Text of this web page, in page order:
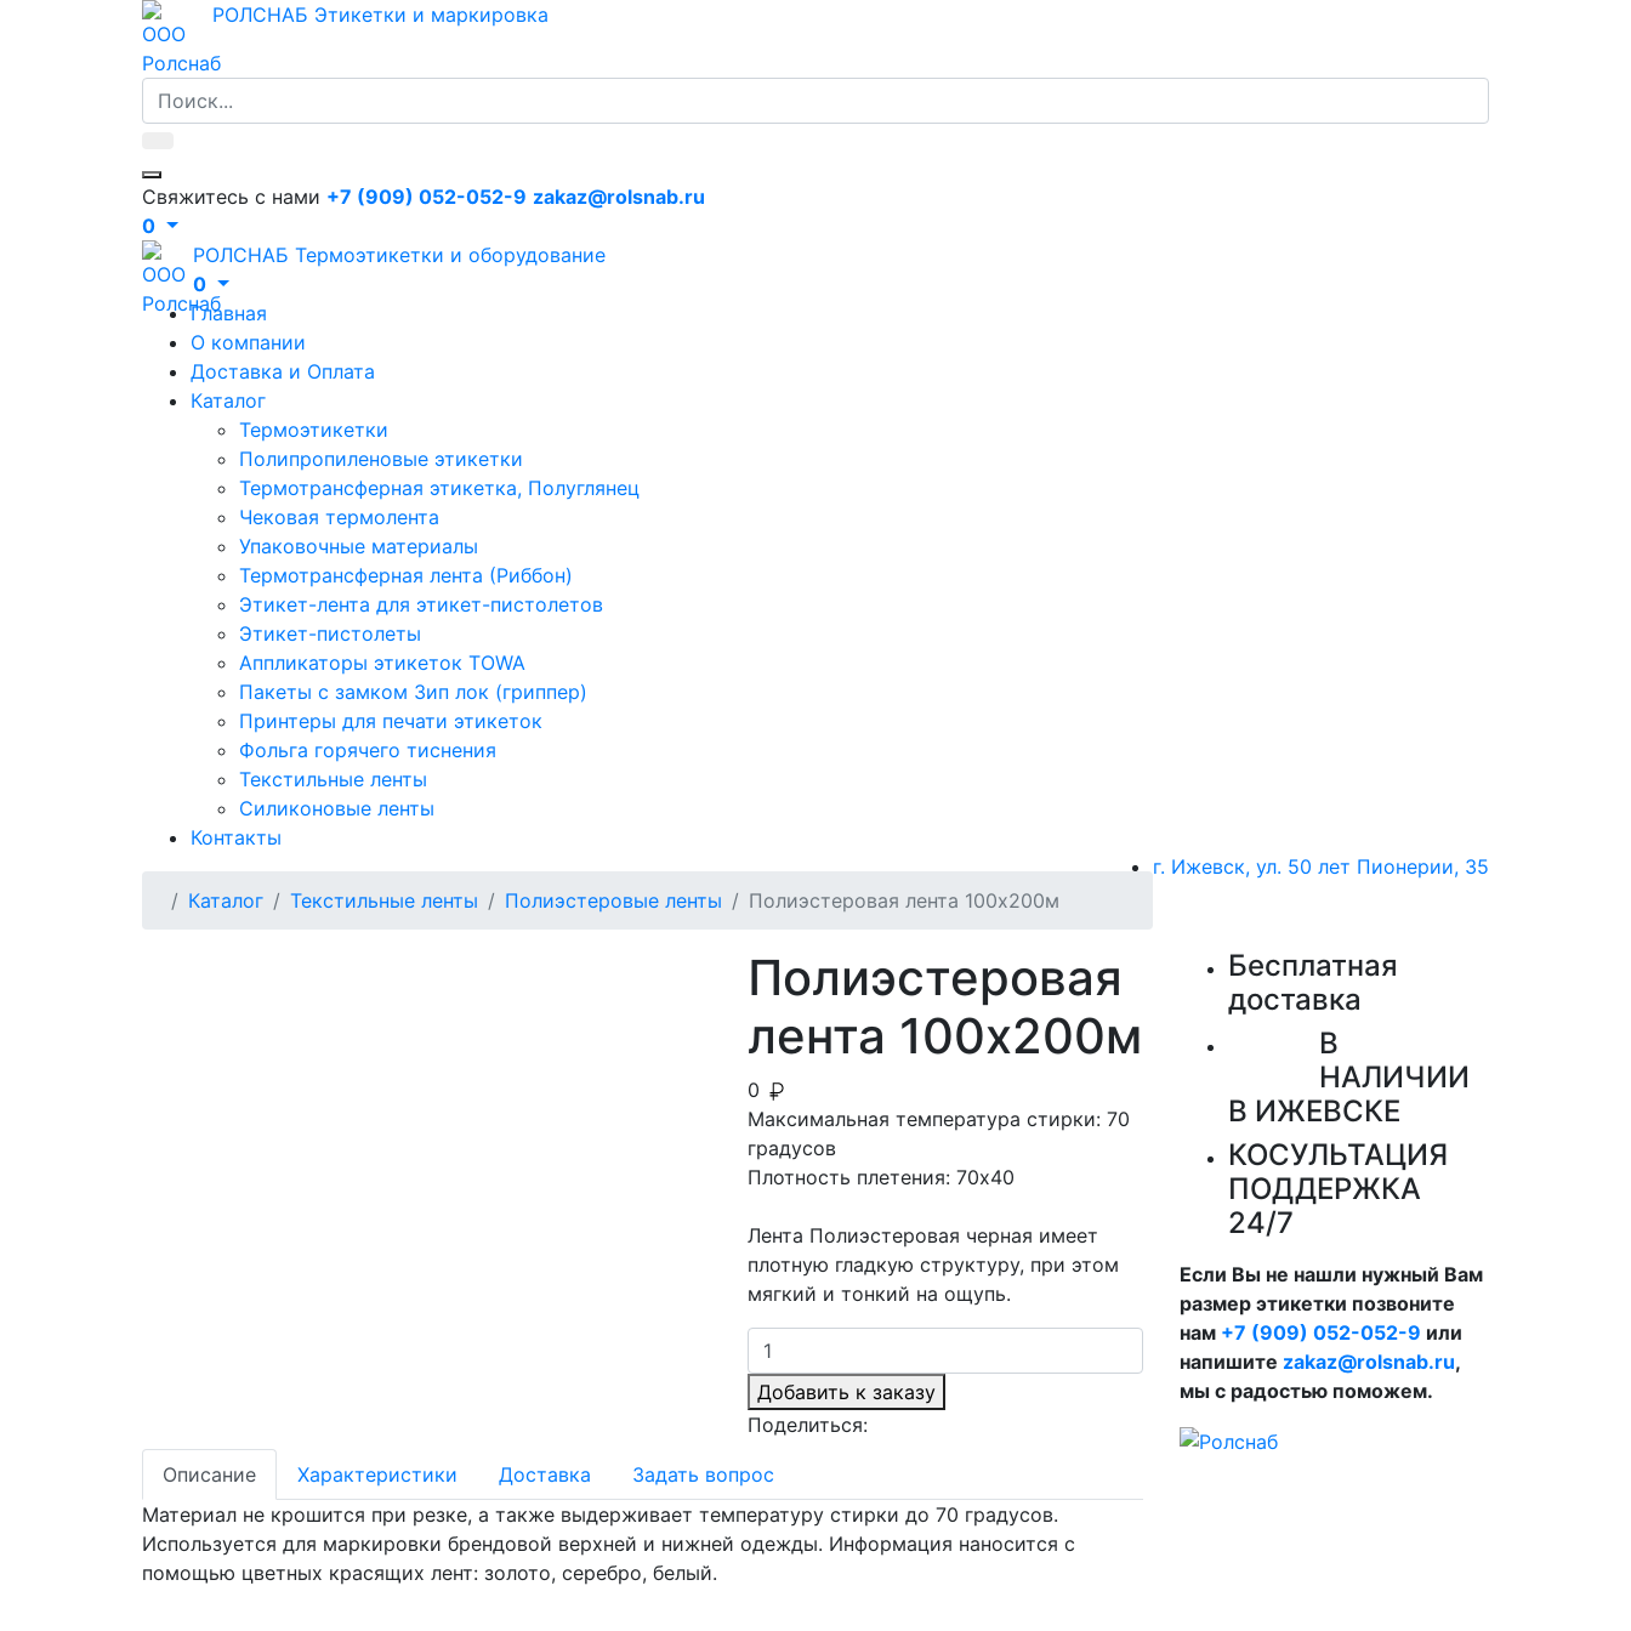
РОЛСНАБ Этикетки и маркировка
Свяжитесь с нами +7 (909) 052-052-9 zakaz@rolsnab.ru
0
РОЛСНАБ Термоэтикетки и оборудование
0
Главная
О компании
Доставка и Оплата
Каталог
Термоэтикетки
Полипропиленовые этикетки
Термотрансферная этикетка, Полуглянец
Чековая термолента
Упаковочные материалы
Термотрансферная лента (Риббон)
Этикет-лента для этикет-пистолетов
Этикет-пистолеты
Аппликаторы этикеток TOWA
Пакеты с замком Зип лок (гриппер)
Принтеры для печати этикеток
Фольга горячего тиснения
Текстильные ленты
Силиконовые ленты
Контакты
г. Ижевск, ул. 50 лет Пионерии, 35
Каталог
Текстильные ленты Полиэстеровые ленты Полиэстеровая лента 100x200м
Полиэстеровая
лента 100x200м
0
Максимальная температура стирки: 70
градусов
Плотность плетения: 70x40
Лента Полиэстеровая черная имеет
плотную гладкую структуру, при этом
мягкий и тонкий на ощупь.
Добавить к заказу
Поделиться:
Описание Характеристики Доставка
Задать вопрос
Материал не крошится при резке, а также выдерживает температуру стирки до 70 градусов.
Используется для маркировки брендовой верхней и нижней одежды. Информация наносится с
помощью цветных красящих лент: золото, серебро, белый.
Бесплатная
доставка
В
НАЛИЧИИ
В ИЖЕВСКЕ
КОСУЛЬТАЦИЯ
ПОДДЕРЖКА
24/7
Если Вы не нашли нужный Вам
размер этикетки позвоните
нам +7 (909) 052-052-9 или
напишите zakaz@rolsnab.ru,
мы с радостью поможем.